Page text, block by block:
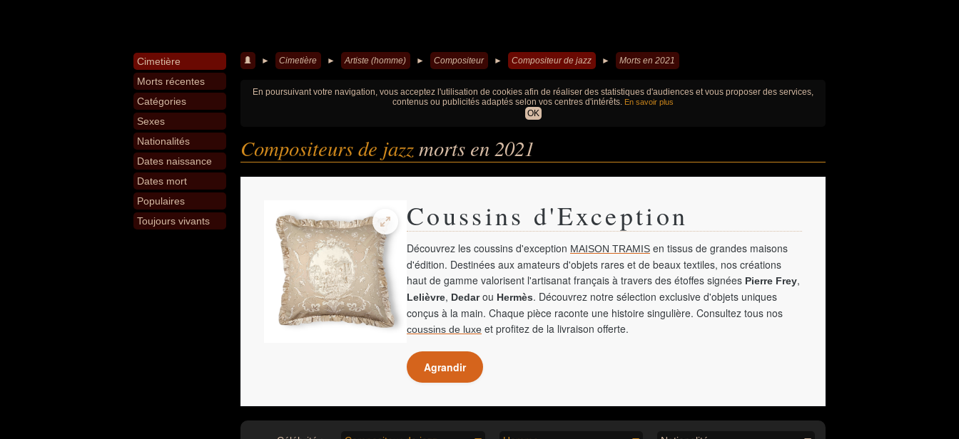
Cimetière
Morts récentes
Catégories
Sexes
Nationalités
Dates naissance
Dates mort
Populaires
Toujours vivants
► Cimetière ► Artiste (homme) ► Compositeur ► Compositeur de jazz ► Morts en 2021
En poursuivant votre navigation, vous acceptez l'utilisation de cookies afin de réaliser des statistiques d'audiences et vous proposer des services,
contenus ou publicités adaptés selon vos centres d'intérêts. En savoir plus
OK
Compositeurs de jazzmorts en 2021
Coussins d'Exception
Découvrez les coussins d'exception MAISON TRAMIS en tissus de grandes maisons
d'édition. Destinées aux amateurs d'objets rares et de beaux textiles, nos créations
haut de gamme valorisent l'artisanat français à travers des étoffes signées Pierre Frey,
Lelièvre, Dedarou Hermès. Découvrez notre sélection exclusive d'objets uniques
conçus à la main. Chaque pièce raconte une histoire singulière. Consultez tous nos
coussins de luxe et profitez de la livraison offerte.
Agrandir